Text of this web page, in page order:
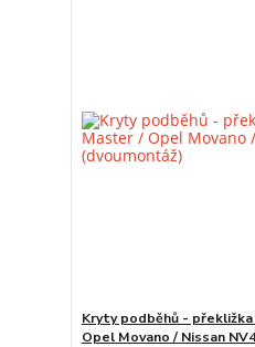
Kryty podběhů -
Opel Movano / Nissan